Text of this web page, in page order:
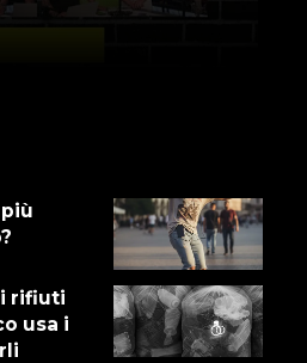
rifiuti
usa i
Episodio 14
Ennio 103: Revisione